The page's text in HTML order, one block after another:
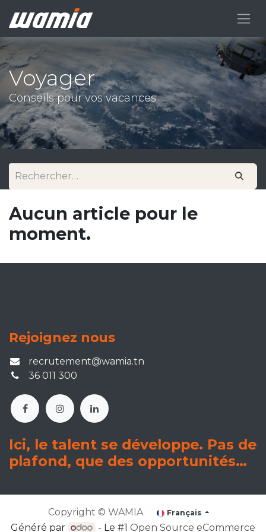
Voyager
Conseils pour vos vacances
Aucun article pour le
moment.
Rejoignez nous
recrutement@wamia.tn
36 011 300
Ici, le talent se développe. Pas de
plafond, que des opportunités…
Copyright © WAMIA Français
Généré par - Le #1 Open Source eCommerce